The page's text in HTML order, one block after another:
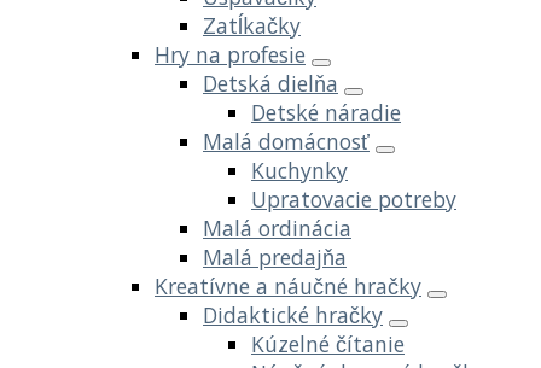
Zatĺkačky
Hry na profesie
Detská dielňa
Detské náradie
Malá domácnosť
Kuchynky
Upratovacie potreby
Malá ordinácia
Malá predajňa
Kreatívne a náučné hračky
Didaktické hračky
Kúzelné čítanie